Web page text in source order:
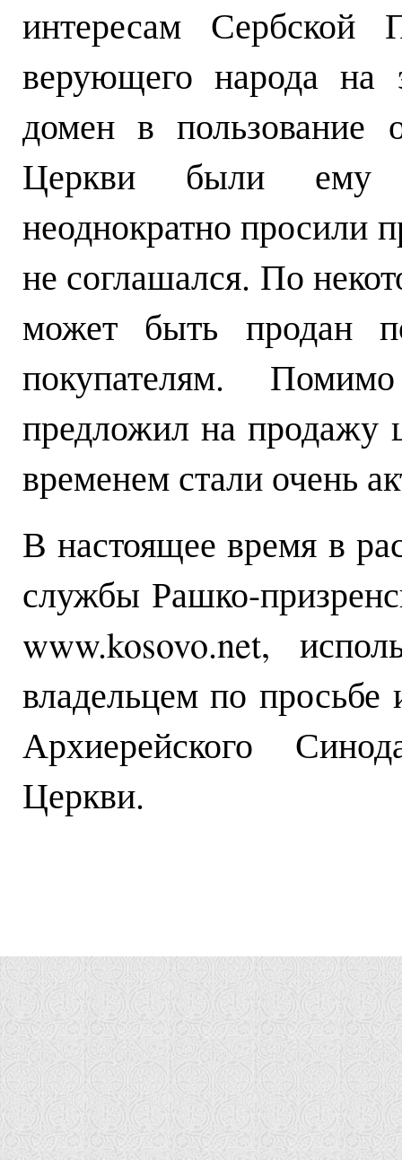
интересам Сербской
верующего народа на
домен в пользование
Церкви были ему
неоднократно просили
не соглашался. По
может быть продан
покупателям.
предложил на продажу
временем стали очень
В настоящее время в
службы Рашко-
www.kosovo.net,
владельцем по
Архиерейского
Церкви.